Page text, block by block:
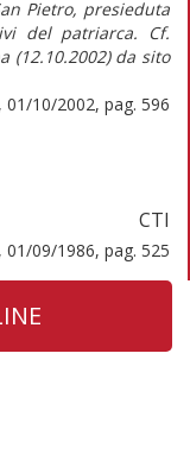
Pietro, presieduta
del patriarca. Cf.
(12.10.2002) da sito
10/2002, pag. 596
CTI
09/1986, pag. 525